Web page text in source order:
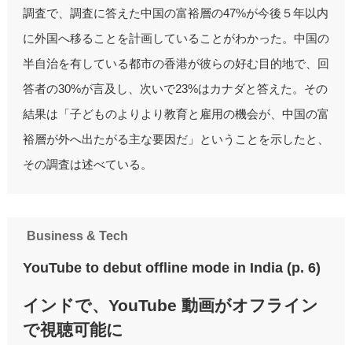
調査で、調査に答えた中国の富裕層の47%が今後５年以内
に外国へ移ることを計画していることがわかった。中国の
半自治を有している都市の香港が彼らの好む目的地で、回
答者の30%が言及し、次いで23%はカナダと答えた。その
結果は「子どものよりより教育と雇用の機会が、中国の富
裕層が外へ出たがる主な要因だ」ということを示したと、
その調査は述べている。
Business & Tech
YouTube to debut offline mode in India (p. 6)
インドで、YouTube 動画がオフライン
で視聴可能に